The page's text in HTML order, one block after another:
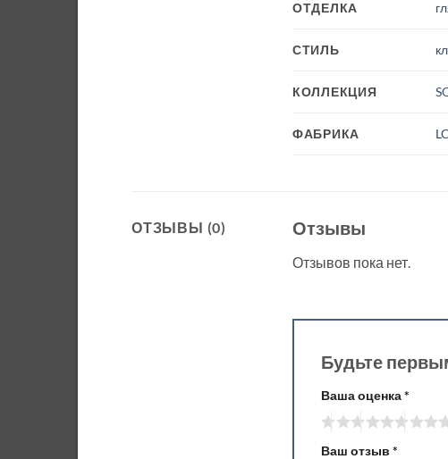
ОТДЕЛКА
СТИЛЬ
КОЛЛЕКЦИЯ
ФАБРИКА
ОТЗЫВЫ (0) Отзывы
Отзывов пока нет.
Будьте
Ваша оценка*
Ваш отзыв *